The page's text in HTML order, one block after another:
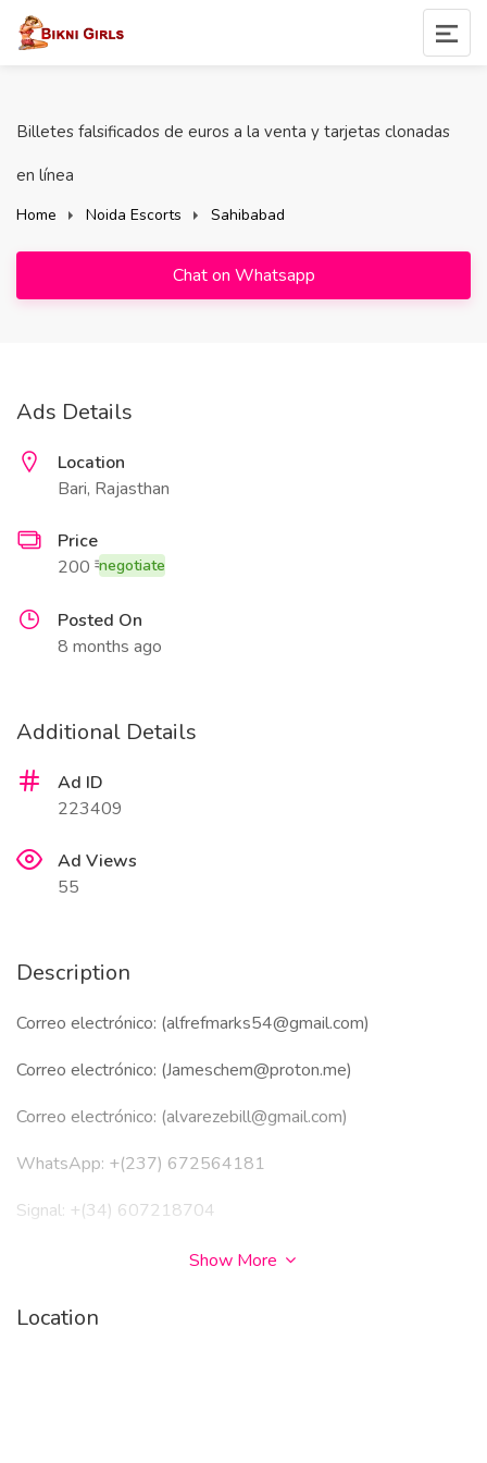
Billetes falsificados de euros a la venta y tarjetas clonadas
en línea
Home Noida Escorts Sahibabad
Chat on Whatsapp
Ads Details
Location
Bari, Rajasthan
Price
200 ₹negotiate
Posted On
8 months ago
Additional Details
Ad ID
223409
Ad Views
55
Description
Correo electrónico: (alfrefmarks54@gmail.com)
Correo electrónico: (Jameschem@proton.me)
Correo electrónico: (alvarezebill@gmail.com)
WhatsApp: +(237) 672564181
Signal: +(34) 607218704
Signal: +237 679774145
Telegram: (@Jamesshop01)
Show More
Location